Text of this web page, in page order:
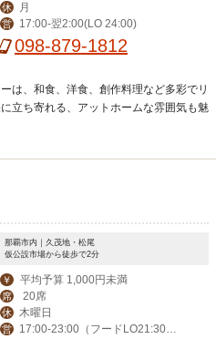
休 月
営 17:00-翌2:00(LO 24:00)
098-879-1812
は、和食、洋食、創作料理など多彩でリ
立ち寄れる、アットホームな雰囲気も魅
那覇市内｜久茂地・松尾
仮公設市場から徒歩で2分
￥ 平均予算 1,000円未満
席 20席
休 木曜日
営
17:00-23:00（フードLO21:30・